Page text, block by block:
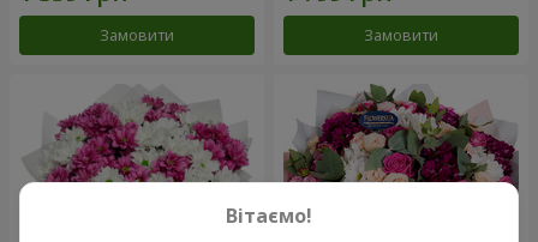
Замовити Замовити
Вітаємо!